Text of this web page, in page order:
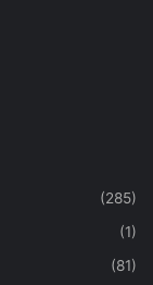
(285)
(1)
(81)